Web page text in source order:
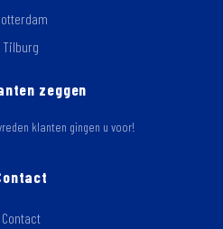
Tilburg
zeggen
klanten gingen u voor!
Contact